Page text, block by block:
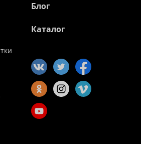
Блог
Каталог